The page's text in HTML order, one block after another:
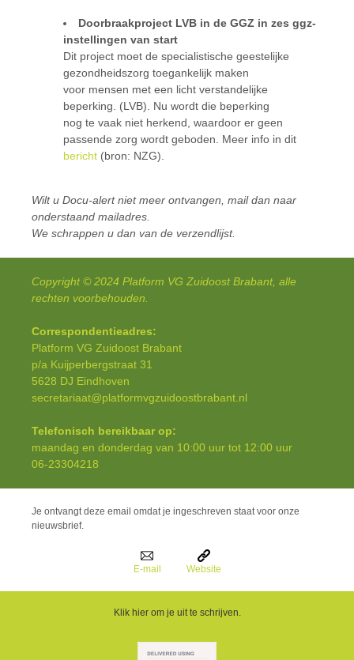
Doorbraakproject LVB in de GGZ in zes ggz-
instellingen van start
Dit project moet de specialistische geestelijke
gezondheidszorg toegankelijk maken
voor mensen met een licht verstandelijke
beperking. (LVB). Nu wordt die beperking
nog te vaak niet herkend, waardoor er geen
passende zorg wordt geboden. Meer info in dit
bericht (bron: NZG).
Wilt u Docu-alert niet meer ontvangen, mail dan naar
onderstaand mailadres.
We schrappen u dan van de verzendlijst.
Copyright © 2024 Platform VG Zuidoost Brabant, alle
rechten voorbehouden.
Correspondentieadres:
Platform VG Zuidoost Brabant
p/a Kuijperbergstraat 31
5628 DJ Eindhoven
secretariaat@platformvgzuidoostbrabant.nl
Telefonisch bereikbaar op:
maandag en donderdag van 10:00 uur tot 12:00 uur
06-23304218
Je ontvangt deze email omdat je ingeschreven staat voor onze
nieuwsbrief.
E-mail Website
Klik hier om je uit te schrijven.